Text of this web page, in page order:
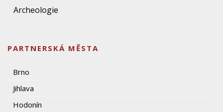
Archeologie
PARTNERSKÁ MĚSTA
Brno
Jihlava
Hodonín